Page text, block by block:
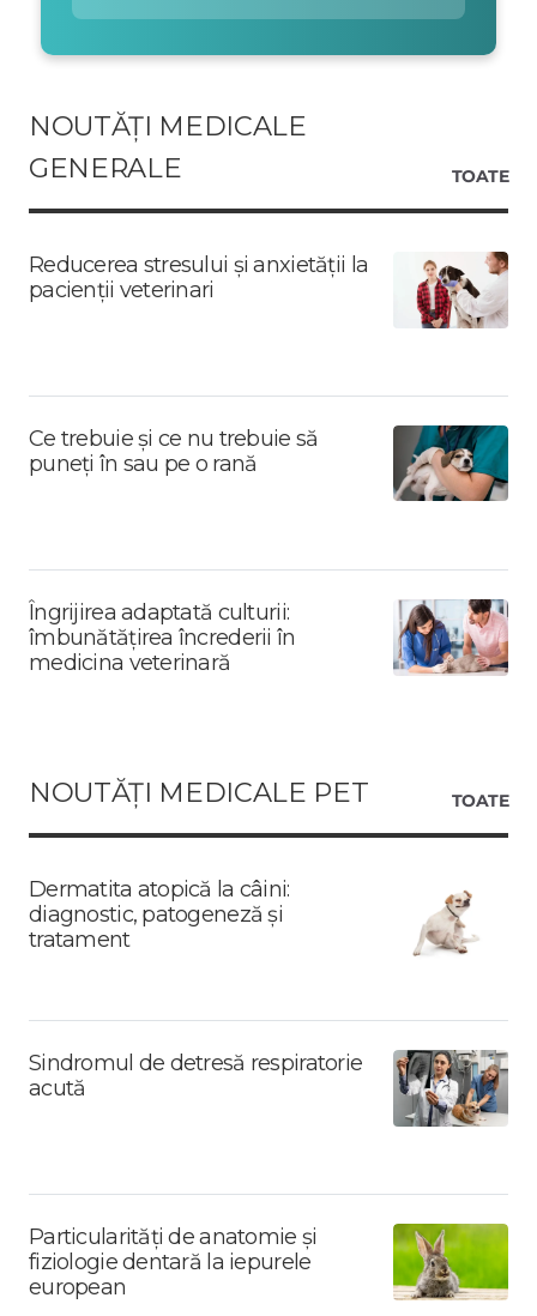
NOUTĂȚI MEDICALE
GENERALE
TOATE
Reducerea stresului și anxietății la
pacienții veterinari
Ce trebuie și ce nu trebuie să
puneți în sau pe o rană
Îngrijirea adaptată culturii:
îmbunătățirea încrederii în
medicina veterinară
NOUTĂȚI MEDICALE PET TOATE
Dermatita atopică la câini:
diagnostic, patogeneză și
tratament
Sindromul de detresă respiratorie
acută
Particularități de anatomie și
fiziologie dentară la iepurele
european